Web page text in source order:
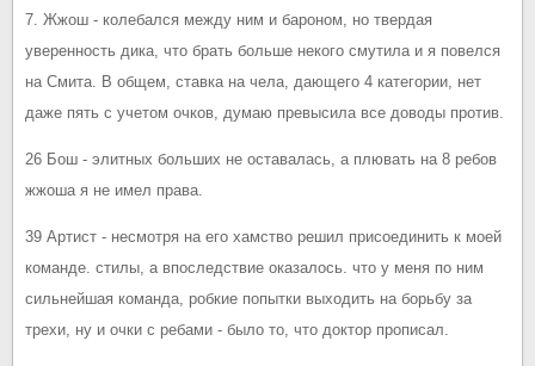
7. Жжош - колебался между ним и бароном, но твердая
уверенность дика, что брать больше некого смутила и я повелся
на Смита. В общем, ставка на чела, дающего 4 категории, нет
даже пять с учетом очков, думаю превысила все доводы против.
26 Бош - элитных больших не оставалась, а плювать на 8 ребов
жжоша я не имел права.
39 Артист - несмотря на его хамство решил присоединить к моей
команде. стилы, а впоследствие оказалось. что у меня по ним
сильнейшая команда, робкие попытки выходить на борьбу за
трехи, ну и очки с ребами - было то, что доктор прописал.